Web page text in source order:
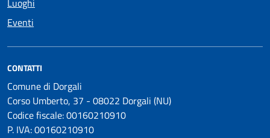
Luoghi
Eventi
CONTATTI
Comune di Dorgali
Corso Umberto, 37 - 08022 Dorgali (NU)
Codice fiscale: 00160210910
P. IVA: 00160210910